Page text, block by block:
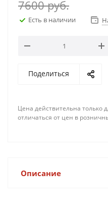
7600руб.
Есть в наличии
Поделиться
Цена действительна только
отличаться от цен в
Описание